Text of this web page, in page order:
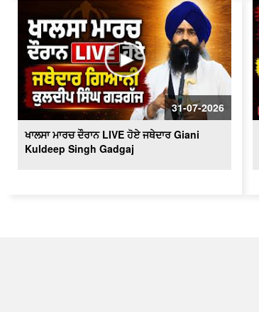
31-07-2026
ਖਾਲਸਾ ਮਾਰਚ ਦੌਰਾਨ LIVE ਹੋਏ ਜਥੇਦਾਰ Giani
Kuldeep Singh Gadgaj